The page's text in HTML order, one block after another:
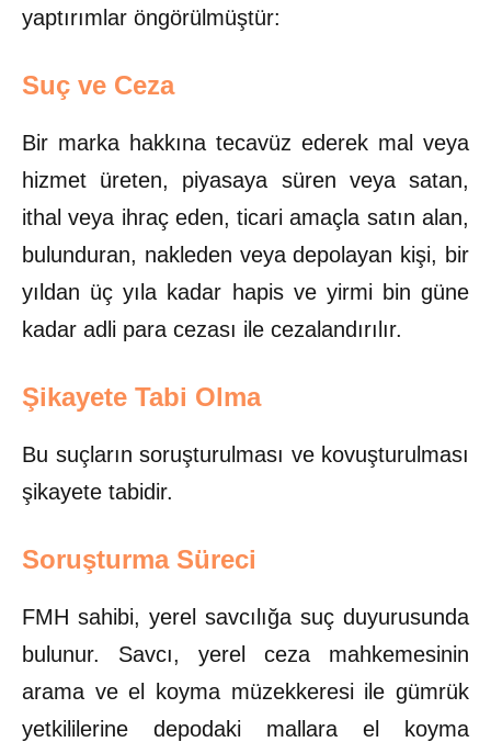
yaptırımlar öngörülmüştür:
Suç ve Ceza
Bir marka hakkına tecavüz ederek mal veya
hizmet üreten, piyasaya süren veya satan,
ithal veya ihraç eden, ticari amaçla satın alan,
bulunduran, nakleden veya depolayan kişi, bir
yıldan üç yıla kadar hapis ve yirmi bin güne
kadar adli para cezası ile cezalandırılır.
Şikayete Tabi Olma
Bu suçların soruşturulması ve kovuşturulması
şikayete tabidir.
Soruşturma Süreci
FMH sahibi, yerel savcılığa suç duyurusunda
bulunur. Savcı, yerel ceza mahkemesinin
arama ve el koyma müzekkeresi ile gümrük
yetkililerine depodaki mallara el koyma